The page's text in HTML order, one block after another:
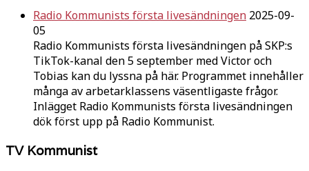
Radio Kommunists första livesändningen 2025-09-
05
Radio Kommunists första livesändningen på SKP:s
TikTok-kanal den 5 september med Victor och
Tobias kan du lyssna på här. Programmet innehåller
många av arbetarklassens väsentligaste frågor.
Inlägget Radio Kommunists första livesändningen
dök först upp på Radio Kommunist.
TV Kommunist